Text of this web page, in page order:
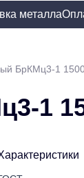
металла
БрКМц3-1
1